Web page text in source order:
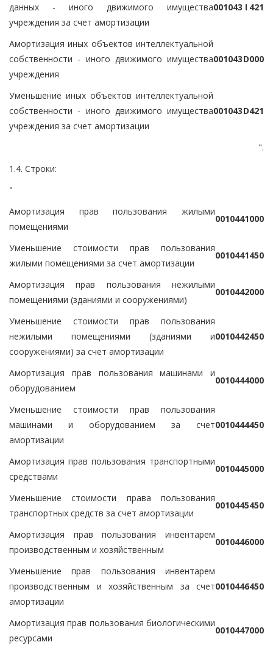
данных - иного движимого имущества
учреждения за счет амортизации
001043 I 421
Амортизация иных объектов интеллектуальной
собственности - иного движимого имущества
учреждения
001043D000
Уменьшение иных объектов интеллектуальной
собственности - иного движимого имущества
учреждения за счет амортизации
001043D421
".
1.4. Строки:
"
Амортизация прав пользования жилыми
помещениями
0010441000
Уменьшение стоимости прав пользования
жилыми помещениями за счет амортизации
0010441450
Амортизация прав пользования нежилыми
помещениями (зданиями и сооружениями)
0010442000
Уменьшение стоимости прав пользования
нежилыми помещениями (зданиями и
сооружениями) за счет амортизации
0010442450
Амортизация прав пользования машинами и
оборудованием
0010444000
Уменьшение стоимости прав пользования
машинами и оборудованием за счет
амортизации
0010444450
Амортизация прав пользования транспортными
средствами
0010445000
Уменьшение стоимости права пользования
транспортных средств за счет амортизации
0010445450
Амортизация прав пользования инвентарем
производственным и хозяйственным
0010446000
Уменьшение прав пользования инвентарем
производственным и хозяйственным за счет
амортизации
0010446450
Амортизация прав пользования биологическими
ресурсами
0010447000